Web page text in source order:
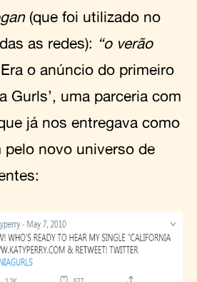
(que foi utilizado no
as redes): “o verão
o anúncio do primeiro
Gurls’, uma parceria com
já nos entregava como
pelo novo universo de